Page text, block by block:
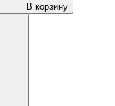
В корзину